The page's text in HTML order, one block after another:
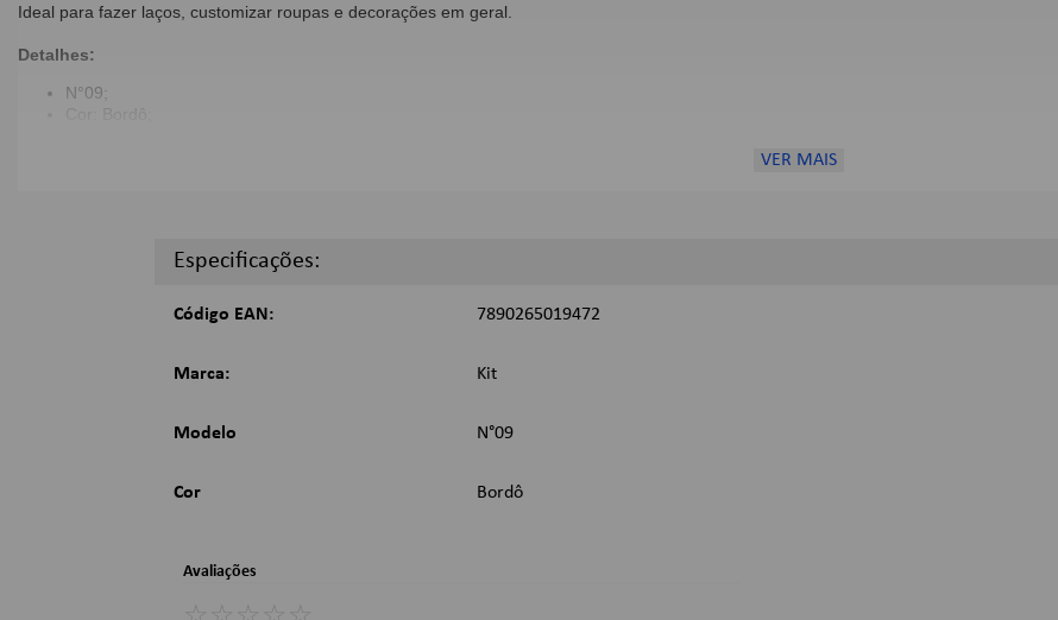
Ideal para fazer laços, customizar roupas e decorações em geral.
Detalhes:
N°09;
Imagens Meramente Ilustrativas.
VER MAIS
Especificações:
Código EAN: 7890265019472
Marca: Kit
Modelo N°09
Cor Bordô
Avaliações